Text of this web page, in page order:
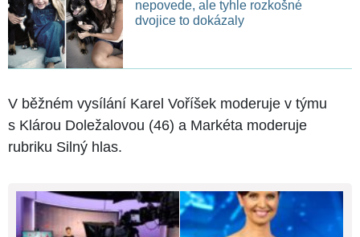
nepovede, ale tyhle rozkošné
dvojice to dokázaly
V běžném vysílání Karel Voříšek moderuje v týmu
s Klárou Doležalovou (46) a Markéta moderuje
rubriku Silný hlas.